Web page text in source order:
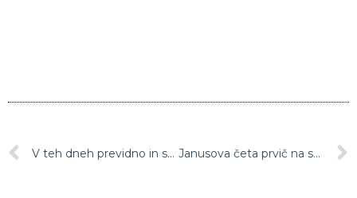
V teh dneh previdno in strpno na cestah med Avstrijo in Hrvaško Janusova četa prvič na skakalnico šele prihodnji teden (FOTO)